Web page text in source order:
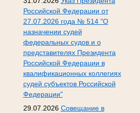
Российской Федерации от
27.07.2026 года № 514 "О
назначении судей
федеральных судов и о
представителях Президента
Российской Федерации в
квалификационных коллегиях
судей субъектов Российской
Федерации"
29.07.2026 Совещание в